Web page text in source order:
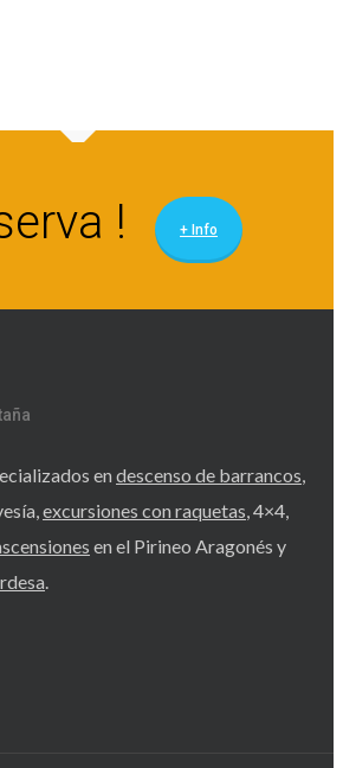
! + Info
en descenso de barrancos
excursiones con raquetas , 4×4,
en el Pirineo Aragonés y